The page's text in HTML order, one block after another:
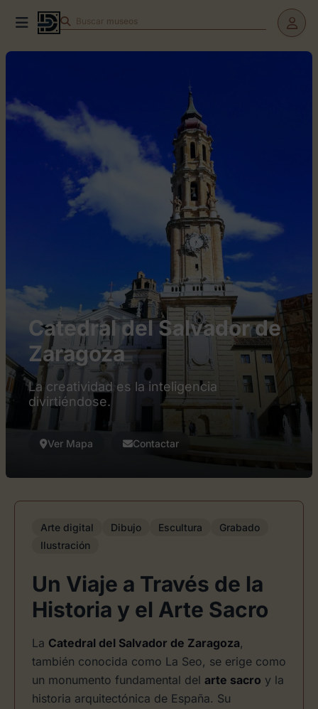
Buscar teatros
Catedral del Salvador de
Zaragoza
La creatividad es la inteligencia
divirtiéndose.
Ver Mapa Contactar
Arte digital Dibujo Escultura
Grabado
Ilustración
Un Viaje a Través de la
Historia y el Arte Sacro
La Catedral del Salvador de Zaragoza,
también conocida como La Seo, se erige como
un monumento fundamental del arte sacro y la
historia arquitectónica de España. Su